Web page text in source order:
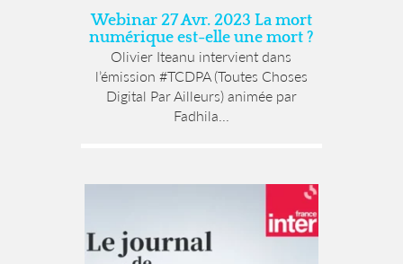
Webinar 27 Avr. 2023 La mort
numérique est-elle une mort ?
Olivier Iteanu intervient dans
l’émission #TCDPA (Toutes Choses
Digital Par Ailleurs) animée par
Fadhila...